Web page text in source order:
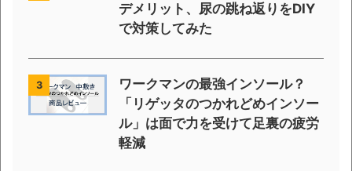
デメリット、尿の跳ね返りをDIY
で対策してみた
3
ワークマンの最強インソール？
「リゲッタのつかれどめインソー
ル」は面で力を受けて足裏の疲労
軽減